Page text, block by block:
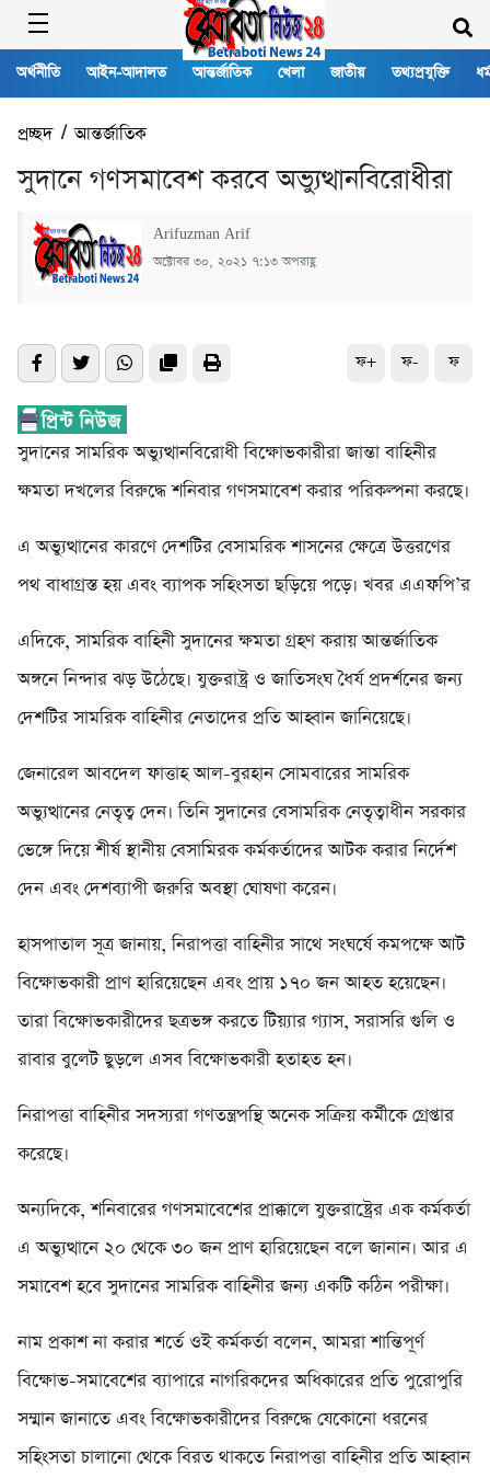
অর্থনীতি আইন-আদালত আন্তর্জাতিক খেলা জাতীয় তথ্যপ্রযুক্তি
প্রচ্ছদ/আন্তর্জাতিক
সুদানে গণসমাবেশ করবে অভ্যুত্থানবিরোধীরা
Arifuzman Arif
অক্টোবর ৩০, ২০২১ ৭:১৩ অপরাহ্ণ
ফ+ ফ- ফ
সুদানের সামরিক অভ্যুত্থানবিরোধী বিক্ষোভকারীরা জান্তা বাহিনীর
ক্ষমতা দখলের বিরুদ্ধে শনিবার গণসমাবেশ করার পরিকল্পনা করছে।
এ অভ্যুত্থানের কারণে দেশটির বেসামরিক শাসনের ক্ষেত্রে উত্তরণের
পথ বাধাগ্রস্ত হয় এবং ব্যাপক সহিংসতা ছড়িয়ে পড়ে। খবর এএফপি’র
এদিকে, সামরিক বাহিনী সুদানের ক্ষমতা গ্রহণ করায় আন্তর্জাতিক
অঙ্গনে নিন্দার ঝড় উঠেছে। যুক্তরাষ্ট্র ও জাতিসংঘ ধৈর্য প্রদর্শনের জন্য
দেশটির সামরিক বাহিনীর নেতাদের প্রতি আহ্বান জানিয়েছে।
জেনারেল আবদেল ফাত্তাহ আল-বুরহান সোমবারের সামরিক
অভ্যুত্থানের নেতৃত্ব দেন। তিনি সুদানের বেসামরিক নেতৃত্বাধীন সরকার
ভেঙ্গে দিয়ে শীর্ষ স্থানীয় বেসামিরক কর্মকর্তাদের আটক করার নির্দেশ
দেন এবং দেশব্যাপী জরুরি অবস্থা ঘোষণা করেন।
হাসপাতাল সূত্র জানায়, নিরাপত্তা বাহিনীর সাথে সংঘর্ষে কমপক্ষে আট
বিক্ষোভকারী প্রাণ হারিয়েছেন এবং প্রায় ১৭০ জন আহত হয়েছেন।
তারা বিক্ষোভকারীদের ছত্রভঙ্গ করতে টিয়্যার গ্যাস, সরাসরি গুলি ও
রাবার বুলেট ছুড়লে এসব বিক্ষোভকারী হতাহত হন।
নিরাপত্তা বাহিনীর সদস্যরা গণতন্ত্রপন্থি অনেক সক্রিয় কর্মীকে গ্রেপ্তার
করেছে।
অন্যদিকে, শনিবারের গণসমাবেশের প্রাক্কালে যুক্তরাষ্ট্রের এক কর্মকর্তা
এ অভ্যুত্থানে ২০ থেকে ৩০ জন প্রাণ হারিয়েছেন বলে জানান। আর এ
সমাবেশ হবে সুদানের সামরিক বাহিনীর জন্য একটি কঠিন পরীক্ষা।
নাম প্রকাশ না করার শর্তে ওই কর্মকর্তা বলেন, আমরা শান্তিপূর্ণ
বিক্ষোভ-সমাবেশের ব্যাপারে নাগরিকদের অধিকারের প্রতি পুরোপুরি
সম্মান জানাতে এবং বিক্ষোভকারীদের বিরুদ্ধে যেকোনো ধরনের
সহিংসতা চালানো থেকে বিরত থাকতে নিরাপত্তা বাহিনীর প্রতি আহ্বান